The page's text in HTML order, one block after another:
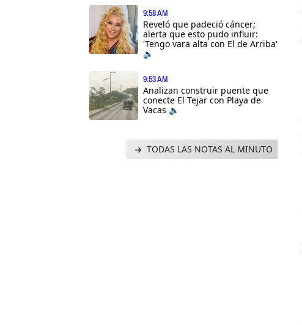
9:58 AM
Reveló que padeció cáncer;
alerta que esto pudo influir:
'Tengo vara alta con El de Arriba'
🔈
9:53 AM
Analizan construir puente que
conecte El Tejar con Playa de
Vacas 🔈
TODAS LAS NOTAS AL MINUTO